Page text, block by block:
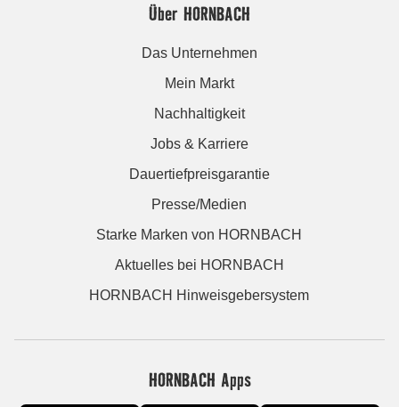
Über HORNBACH
Das Unternehmen
Mein Markt
Nachhaltigkeit
Jobs & Karriere
Dauertiefpreisgarantie
Presse/Medien
Starke Marken von HORNBACH
Aktuelles bei HORNBACH
HORNBACH Hinweisgebersystem
HORNBACH Apps